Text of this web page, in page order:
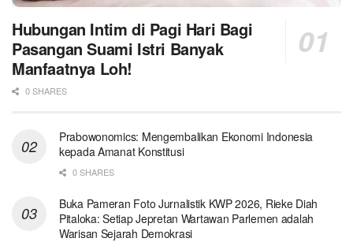
Hubungan Intim di Pagi Hari Bagi
Pasangan Suami Istri Banyak
Manfaatnya Loh!
0 SHARES
Prabowonomics: Mengembalikan Ekonomi Indonesia
kepada Amanat Konstitusi
0 SHARES
Buka Pameran Foto Jurnalistik KWP 2026, Rieke Diah
Pitaloka: Setiap Jepretan Wartawan Parlemen adalah
Warisan Sejarah Demokrasi